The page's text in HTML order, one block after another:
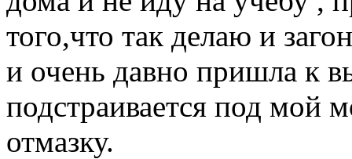
того,что так делаю и
и очень давно пришла к
подстраивается под мой
отмазку.